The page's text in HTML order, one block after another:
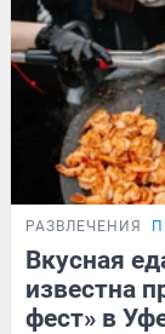
РАЗВЛЕЧЕНИЯ
Вкусная
известна
фест» в